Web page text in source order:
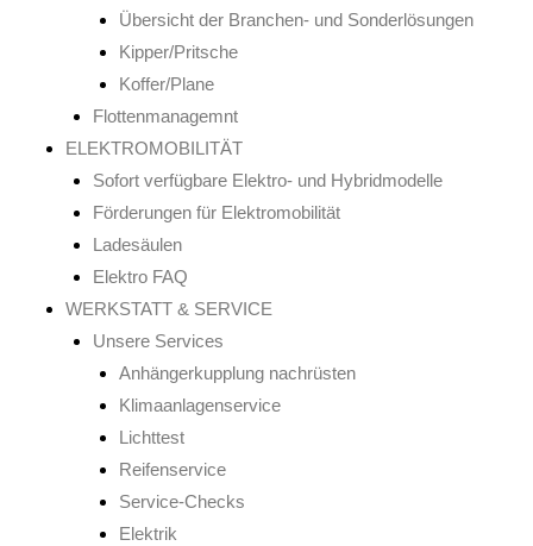
Übersicht der Branchen- und Sonderlösungen
Kipper/Pritsche
Koffer/Plane
Flottenmanagemnt
ELEKTROMOBILITÄT
Sofort verfügbare Elektro- und Hybridmodelle
Förderungen für Elektromobilität
Ladesäulen
Elektro FAQ
WERKSTATT & SERVICE
Unsere Services
Anhängerkupplung nachrüsten
Klimaanlagenservice
Lichttest
Reifenservice
Service-Checks
Elektrik